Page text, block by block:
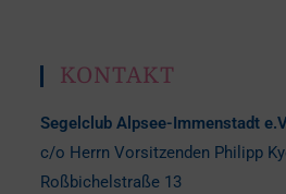
KONTAKT
Segelclub Alpsee-Immenstadt
c/o Herrn Vorsitzenden Philipp
Roßbichelstraße 13